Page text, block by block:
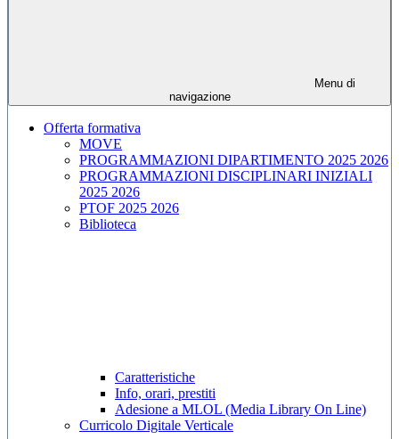
Menu di
navigazione
Offerta formativa
MOVE
PROGRAMMAZIONI DIPARTIMENTO 2025 2026
PROGRAMMAZIONI DISCIPLINARI INIZIALI
2025 2026
PTOF 2025 2026
Biblioteca
Caratteristiche
Info, orari, prestiti
Adesione a MLOL (Media Library On Line)
Curricolo Digitale Verticale